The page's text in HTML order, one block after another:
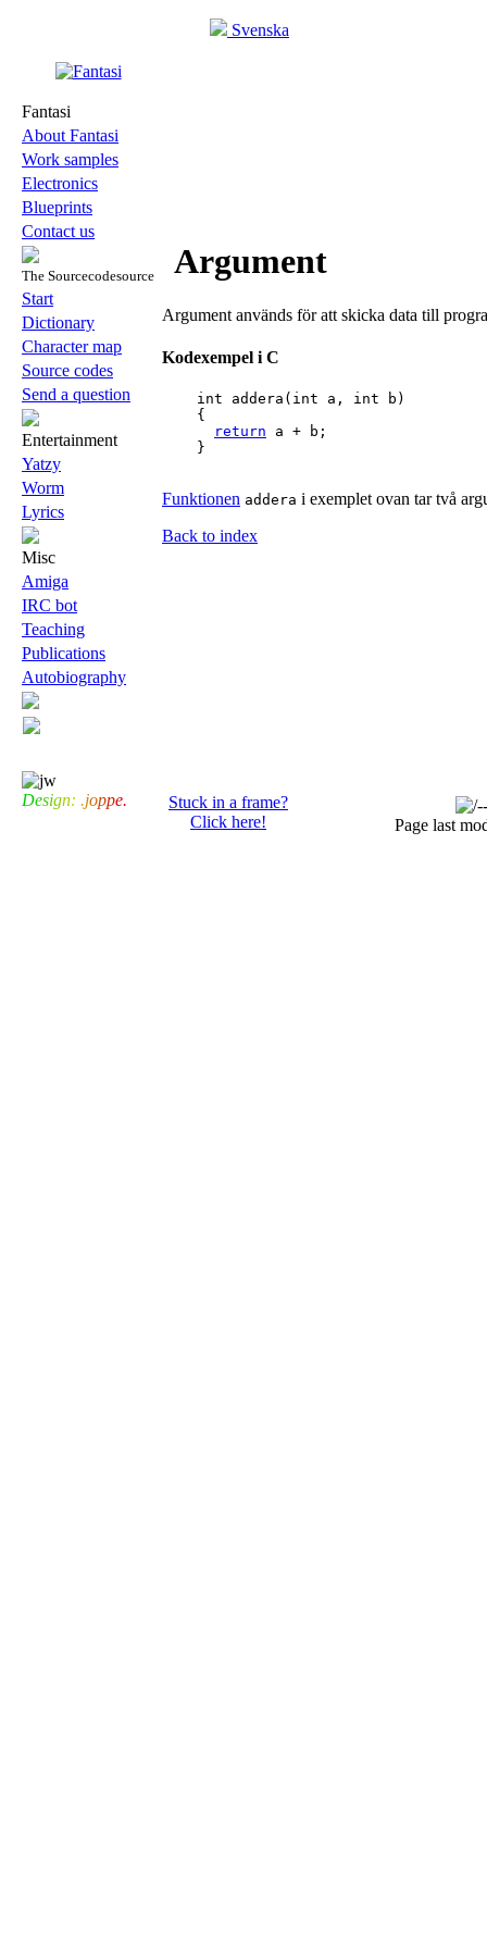
Svenska
Fantasi
About Fantasi
Work samples
Electronics
Blueprints
Contact us
The Sourcecodesource
Start
Dictionary
Character map
Source codes
Send a question
Entertainment
Yatzy
Worm
Lyrics
Misc
Amiga
IRC bot
Teaching
Publications
Autobiography
Argument
Argument används för att skicka data till
Kodexempel i C
    int addera(int a, int b)
    {
return a + b;
    }
Funktionen addera i exemplet ovan tar två
Back to index
Design: .joppe.
Stuck in a frame?
Click here!
Page last